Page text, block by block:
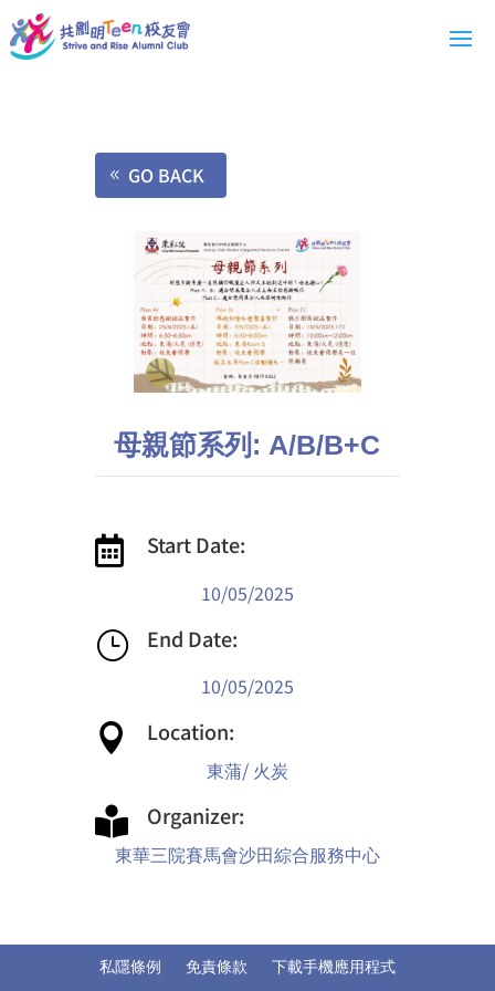
GO BACK
母親節系列: A/B/B+C
 Start Date:
10/05/2025
} End Date:
10/05/2025
 Location:
東蒲/ 火炭
 Organizer:
東華三院賽馬會沙田綜合服務中心
私隱條例 免責條款 下載手機應用程式